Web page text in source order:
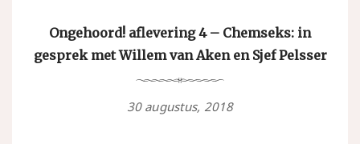
Ongehoord! aflevering 4 – Chemseks: in
gesprek met Willem van Aken en Sjef Pelsser
30 augustus, 2018